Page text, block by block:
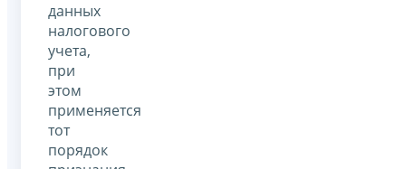
данных
налогового
учета,
при
этом
применяется
тот
порядок